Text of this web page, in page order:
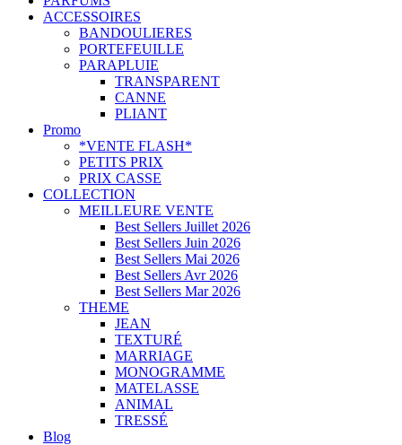
ACCESSOIRES
BANDOULIERES
PORTEFEUILLE
PARAPLUIE
TRANSPARENT
CANNE
PLIANT
Promo
*VENTE FLASH*
PETITS PRIX
PRIX CASSE
COLLECTION
MEILLEURE VENTE
Best Sellers Juillet 2026
Best Sellers Juin 2026
Best Sellers Mai 2026
Best Sellers Avr 2026
Best Sellers Mar 2026
THEME
JEAN
TEXTURÉ
MARRIAGE
MONOGRAMME
MATELASSE
ANIMAL
TRESSÉ
Blog